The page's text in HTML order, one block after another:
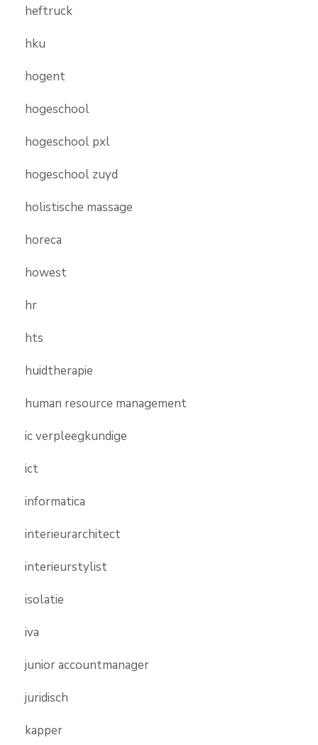
heftruck
hku
hogent
hogeschool
hogeschool pxl
hogeschool zuyd
holistische massage
horeca
howest
hr
hts
huidtherapie
human resource management
ic verpleegkundige
ict
informatica
interieurarchitect
interieurstylist
isolatie
iva
junior accountmanager
juridisch
kapper